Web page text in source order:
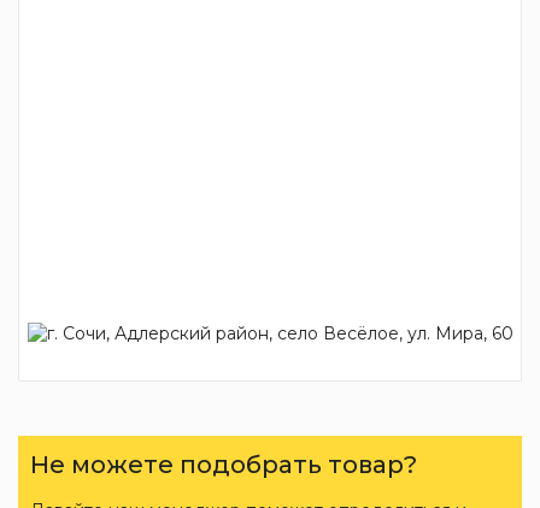
Не можете подобрать товар?